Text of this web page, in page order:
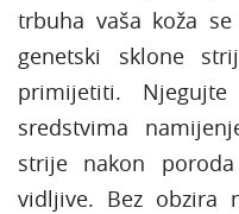
trbuha vaša koža
genetski sklone
primijetiti.
sredstvima
strije nakon
vidljive. Bez obzira